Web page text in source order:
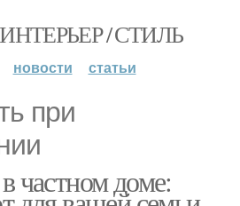
/ СТИЛЬ
новости статьи
при
частном доме: